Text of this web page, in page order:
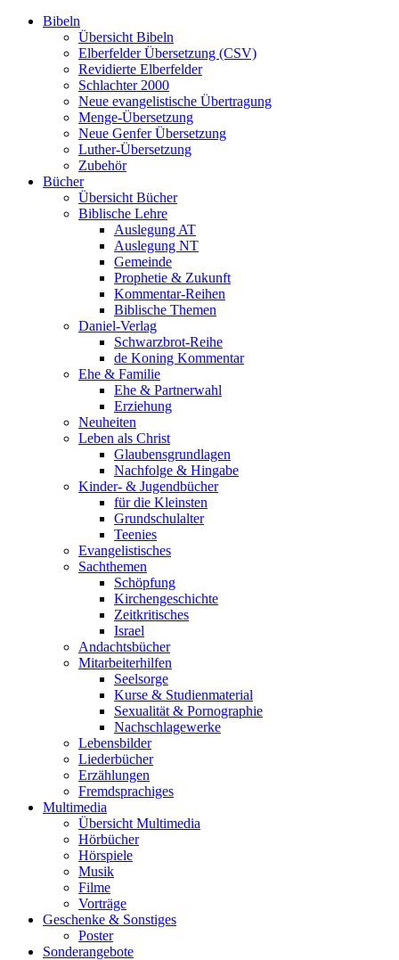
Bibeln
Übersicht Bibeln
Elberfelder Übersetzung (CSV)
Revidierte Elberfelder
Schlachter 2000
Neue evangelistische Übertragung
Menge-Übersetzung
Neue Genfer Übersetzung
Luther-Übersetzung
Zubehör
Bücher
Übersicht Bücher
Biblische Lehre
Auslegung AT
Auslegung NT
Gemeinde
Prophetie & Zukunft
Kommentar-Reihen
Biblische Themen
Daniel-Verlag
Schwarzbrot-Reihe
de Koning Kommentar
Ehe & Familie
Ehe & Partnerwahl
Erziehung
Neuheiten
Leben als Christ
Glaubensgrundlagen
Nachfolge & Hingabe
Kinder- & Jugendbücher
für die Kleinsten
Grundschulalter
Teenies
Evangelistisches
Sachthemen
Schöpfung
Kirchengeschichte
Zeitkritisches
Israel
Andachtsbücher
Mitarbeiterhilfen
Seelsorge
Kurse & Studienmaterial
Sexualität & Pornographie
Nachschlagewerke
Lebensbilder
Liederbücher
Erzählungen
Fremdsprachiges
Multimedia
Übersicht Multimedia
Hörbücher
Hörspiele
Musik
Filme
Vorträge
Geschenke & Sonstiges
Poster
Sonderangebote